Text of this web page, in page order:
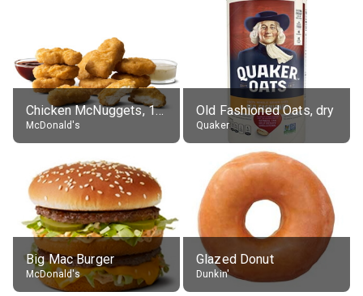
Chicken McNuggets, 10 pieces, without sauce
McDonald's
Old Fashioned Oats, dry
Quaker
Big Mac Burger
McDonald's
Glazed Donut
Dunkin'